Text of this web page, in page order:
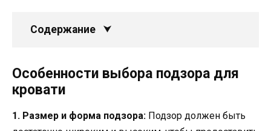
Содержание
Особенности выбора подзора для
кровати
1. Размер и форма подзора: Подзор должен быть